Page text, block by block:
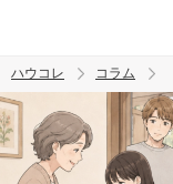
ハウコレ コラム